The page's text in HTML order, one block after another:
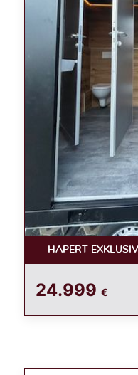
HAPERT
24.999 €